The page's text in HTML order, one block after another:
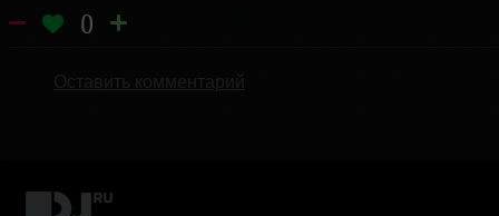
0